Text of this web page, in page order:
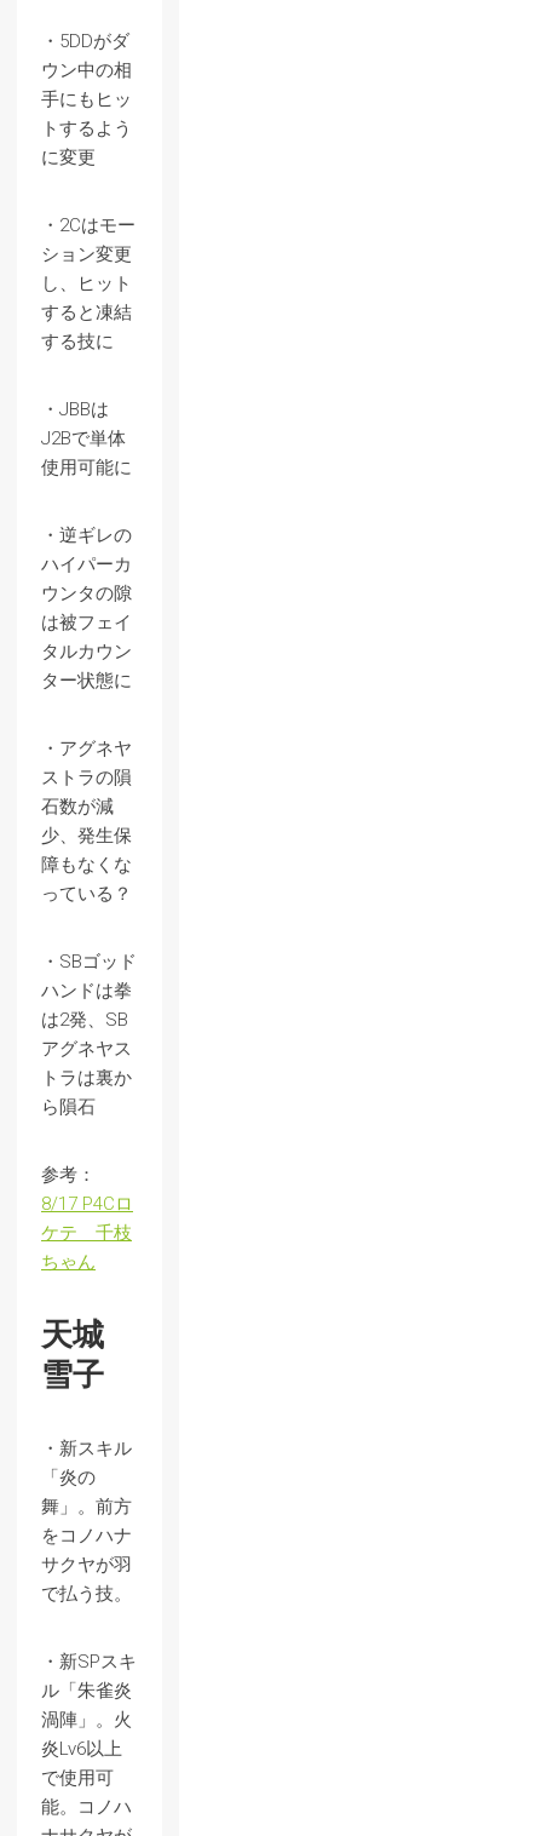
・5DDがダ
ウン中の相
手にもヒッ
トするよう
に変更
・2Cはモー
ション変更
し、ヒット
すると凍結
する技に
・JBBは
J2Bで単体
使用可能に
・逆ギレの
ハイパーカ
ウンタの隙
は被フェイ
タルカウン
ター状態に
・アグネヤ
ストラの隕
石数が減
少、発生保
障もなくな
っている？
・SBゴッド
ハンドは拳
は2発、SB
アグネヤス
トラは裏か
ら隕石
参考：
8/17 P4Cロ
ケテ 千枝
ちゃん
天城
雪子
・新スキル
「炎の
舞」。前方
をコノハナ
サクヤが羽
で払う技。
・新SPスキ
ル「朱雀炎
渦陣」。火
炎Lv6以上
で使用可
能。コノハ